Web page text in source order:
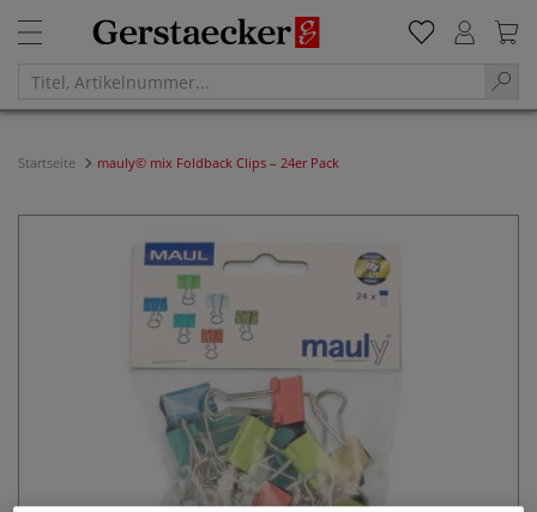
Startseite mauly© mix Foldback Clips – 24er Pack